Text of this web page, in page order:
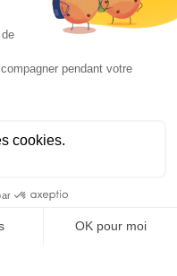
d'utilisation